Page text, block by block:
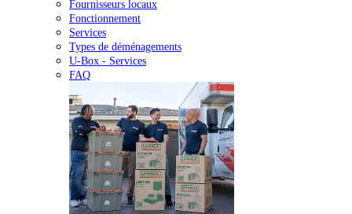
Fournisseurs locaux
Fonctionnement
Services
Types de déménagements
U-Box - Services
FAQ